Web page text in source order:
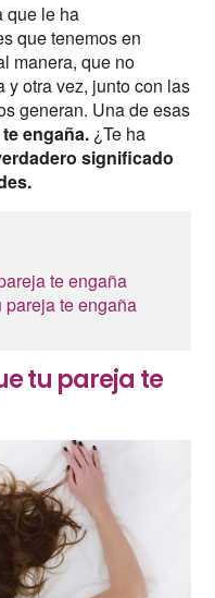
que le ha
que tenemos en
manera, que no
y otra vez, junto con las
generan. Una de esas
engaña.¿Te ha
significado
te engaña
te engaña
tu pareja te